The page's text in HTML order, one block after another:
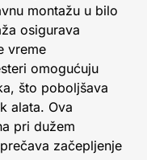
montažu u bilo
osigurava
vreme
omogućuju
što poboljšava
alata. Ova
pri dužem
začepljenje